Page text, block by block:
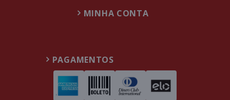
MINHA CONTA
PAGAMENTOS